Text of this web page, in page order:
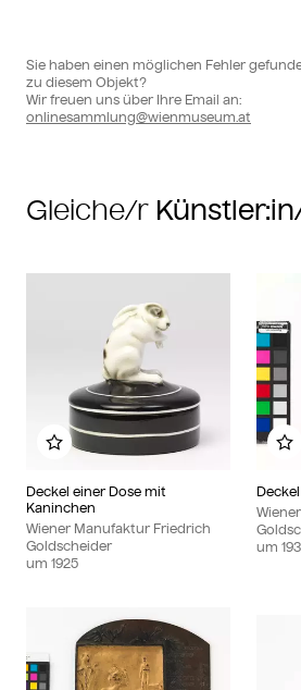
Sie haben einen möglichen Fehler
zu diesem Objekt?
Wir freuen uns über Ihre Email an:
onlinesammlung@wienmuseum.at
Gleiche/r
Deckel einer Dose mit
Kaninchen
Wiener Manufaktur Friedrich
Goldscheider
um 1925
Zu meinem Album
um